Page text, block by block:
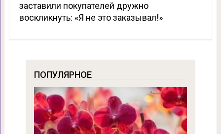
заставили покупателей дружно
воскликнуть: «Я не это заказывал!»
ПОПУЛЯРНОЕ